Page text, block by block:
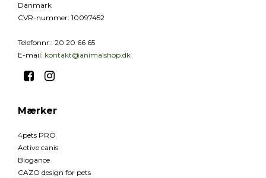
Danmark
CVR-nummer: 10097452
Telefonnr.: 20 20 66 65
E-mail: kontakt@animalshop.dk
Mærker
4pets PRO
Active canis
Biogance
CAZO design for pets